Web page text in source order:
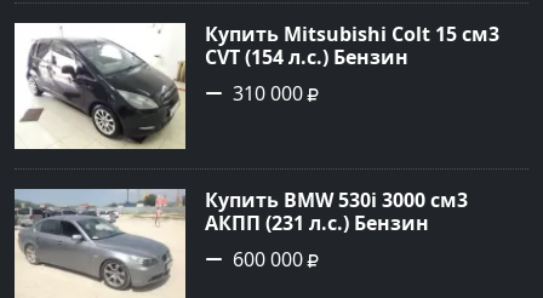
Купить Mitsubishi Colt 15 см3
CVT (154 л.с.) Бензин
турбонаддув в Краснодар:
цвет Чёрный металик Хетчбэк
сайте Авторынок23
310 000
Купить BMW 530i 3000 см3
АКПП (231 л.с.) Бензин
инжектор в Новороссийск:
цвет серый Седан 2004 года по
600 000